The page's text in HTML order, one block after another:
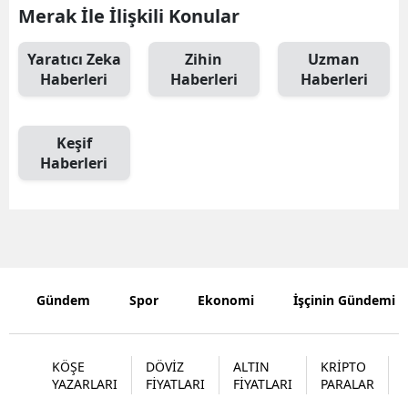
Siirt
Tunceli
Şanlıurfa
Uşak
Merak İle İlişkili Konular
Yaratıcı Zeka
Haberleri
Zihin
Haberleri
Uzman
Haberleri
Keşif
Haberleri
Gündem Spor Ekonomi İşçinin Gündemi
KÖŞE
YAZARLARI
DÖVİZ
FİYATLARI
ALTIN
FİYATLARI
KRİPTO
PARALAR